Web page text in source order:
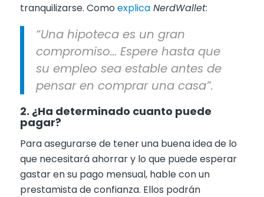
tranquilizarse. Como explicaNerdWallet:
“Una hipoteca es un gran
compromiso… Espere hasta que
su empleo sea estable antes de
pensar en comprar una casa”.
2. ¿Ha determinado cuanto puede
pagar?
Para asegurarse de tener una buena idea de lo
que necesitará ahorrar y lo que puede esperar
gastar en su pago mensual, hable con un
prestamista de confianza. Ellos podrán